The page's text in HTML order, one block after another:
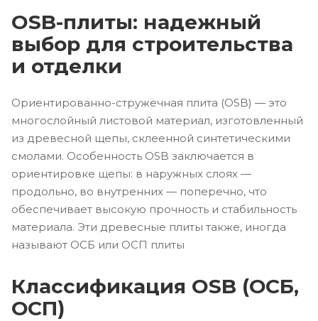
OSB-плиты: надежный
выбор для строительства
и отделки
Ориентированно-стружечная плита (OSB) — это
многослойный листовой материал, изготовленный
из древесной щепы, склеенной синтетическими
смолами. Особенность OSB заключается в
ориентировке щепы: в наружных слоях —
продольно, во внутренних — поперечно, что
обеспечивает высокую прочность и стабильность
материала. Эти древесные плиты также, иногда
называют ОСБ или ОСП плиты
Классификация OSB (ОСБ,
ОСП)